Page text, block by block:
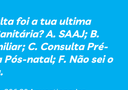
foi a tua ultima
A. SAAJ; B.
C. Consulta Pré-
natal; F. Não sei o